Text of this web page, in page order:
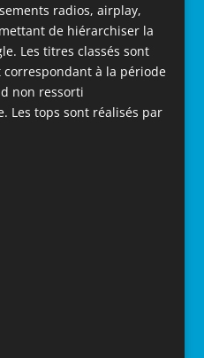
radios, airplay,
de hiérarchiser la
Les titres classés sont
à la période
non ressorti
Les tops sont réalisés par